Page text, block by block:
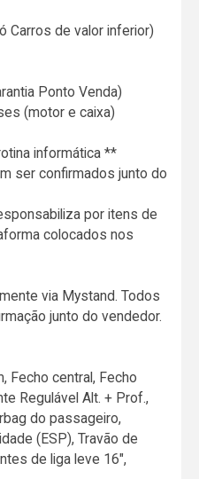
Carros de valor inferior)
Ponto Venda)
(motor e caixa)
informática **
ser confirmados junto do
por itens de
colocados nos
via Mystand. Todos
junto do vendedor.
Fecho central, Fecho
Regulável Alt. + Prof.,
do passageiro,
(ESP), Travão de
de liga leve 16",